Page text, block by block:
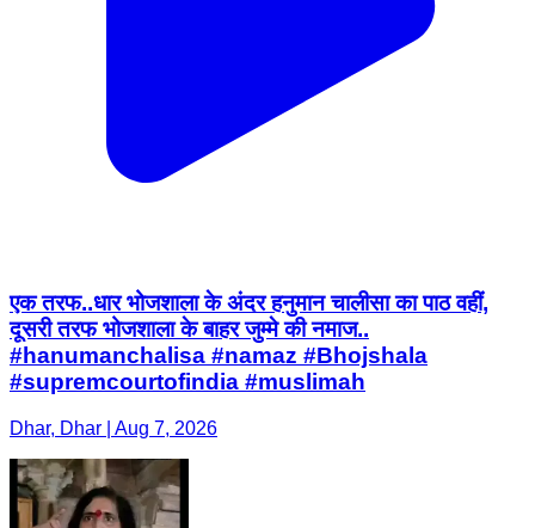
एक तरफ..धार भोजशाला के अंदर हनुमान चालीसा का पाठ वहीं,
दूसरी तरफ भोजशाला के बाहर जुम्मे की नमाज..
#hanumanchalisa #namaz #Bhojshala
#supremcourtofindia #muslimah
Dhar, Dhar | Aug 7, 2026